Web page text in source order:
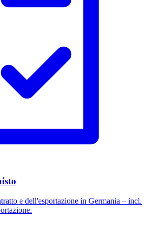
e dell'esportazione in Germania – incl.